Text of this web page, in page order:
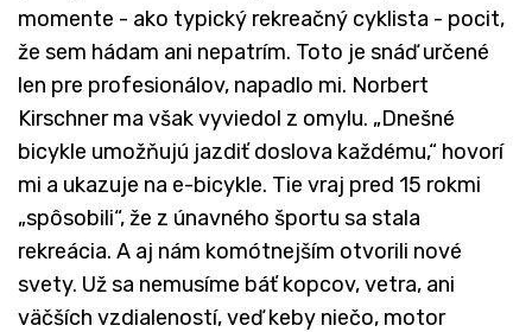
momente - ako typický rekreačný cyklista - pocit,
že sem hádam ani nepatrím. Toto je snáď určené
len pre profesionálov, napadlo mi. Norbert
Kirschner ma však vyviedol z omylu. „Dnešné
bicykle umožňujú jazdiť doslova každému,“ hovorí
mi a ukazuje na e-bicykle. Tie vraj pred 15 rokmi
„spôsobili“, že z únavného športu sa stala
rekreácia. A aj nám komótnejším otvorili nové
svety. Už sa nemusíme báť kopcov, vetra, ani
väčších vzdialeností, veď keby niečo, motor